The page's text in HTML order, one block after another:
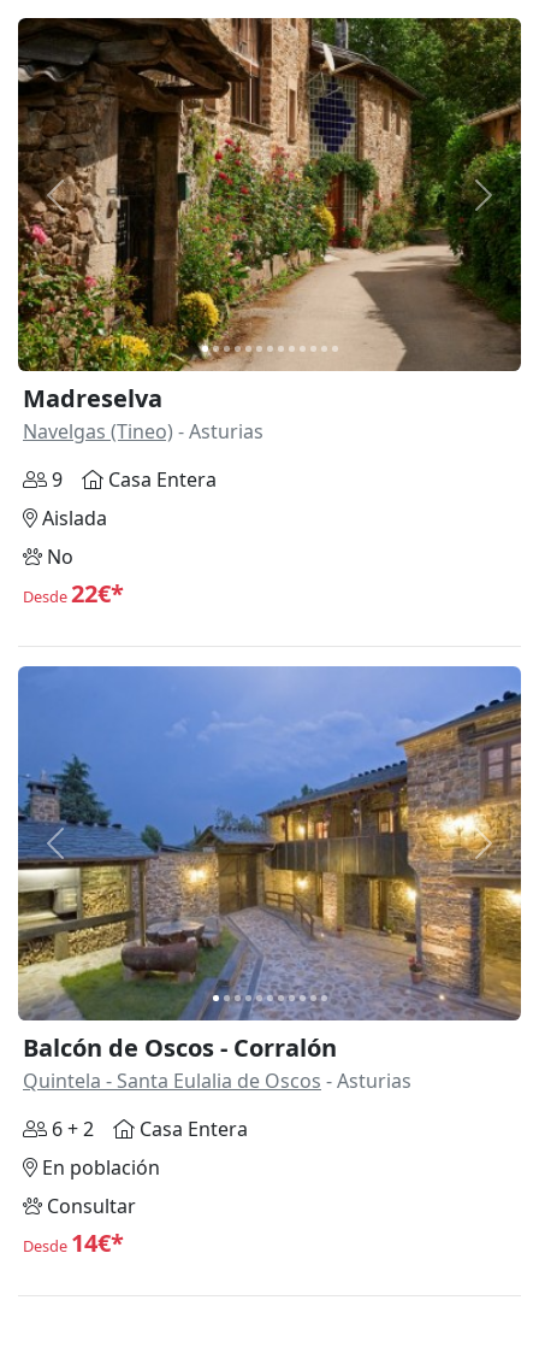
Anterior
Madreselva
Navelgas (Tineo) - Asturias
9
Casa Entera
Aislada
No
Desde22€*
Anterior
Balcón de Oscos - Corralón
Quintela - Santa Eulalia de Oscos - Asturias
6 + 2
Casa Entera
En población
Consultar
Desde 14€*